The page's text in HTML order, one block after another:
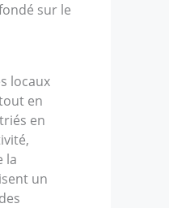
sur le
locaux
en
en
la
un